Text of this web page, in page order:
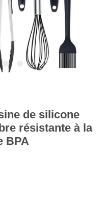
de silicone
résistante à la
BPA